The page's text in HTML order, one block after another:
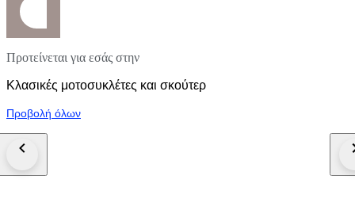
Προτείνεται για εσάς στην
Κλασικές μοτοσυκλέτες και σκούτερ
Προβολή όλων